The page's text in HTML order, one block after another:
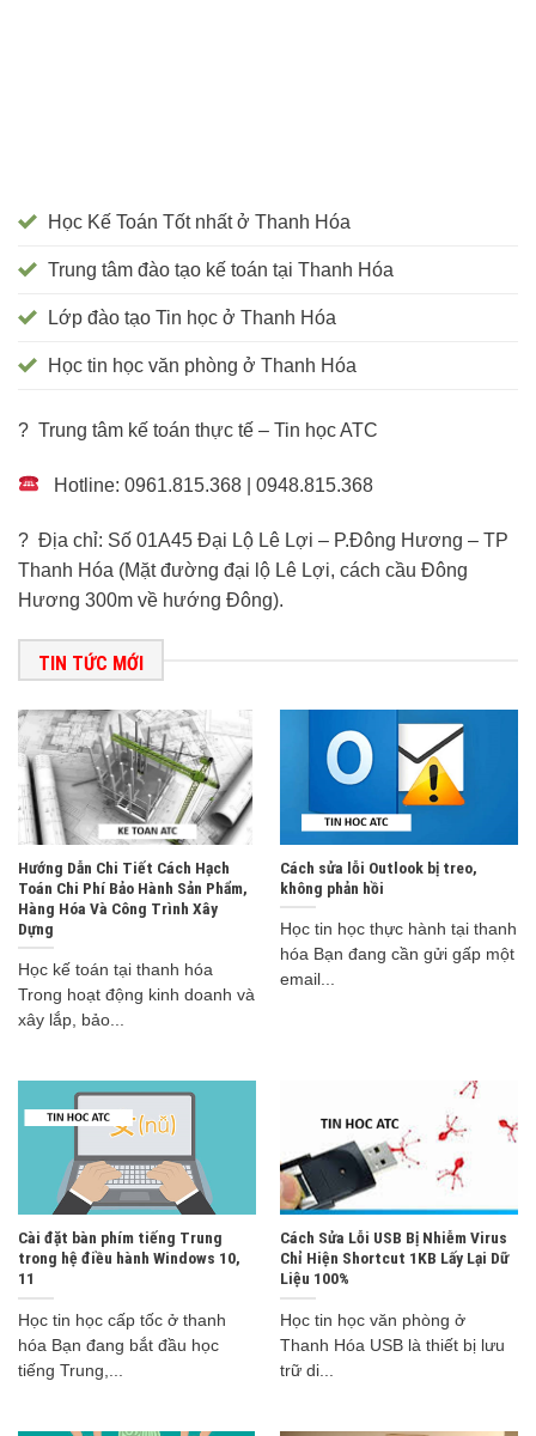
Học Kế Toán Tốt nhất ở Thanh Hóa
Trung tâm đào tạo kế toán tại Thanh Hóa
Lớp đào tạo Tin học ở Thanh Hóa
Học tin học văn phòng ở Thanh Hóa
? Trung tâm kế toán thực tế – Tin học ATC
Hotline: 0961.815.368 | 0948.815.368
? Địa chỉ: Số 01A45 Đại Lộ Lê Lợi – P.Đông Hương – TP
Thanh Hóa (Mặt đường đại lộ Lê Lợi, cách cầu Đông
Hương 300m về hướng Đông).
TIN TỨC MỚI
Hướng Dẫn Chi Tiết Cách Hạch
Toán Chi Phí Bảo Hành Sản Phẩm,
Hàng Hóa Và Công Trình Xây
Dựng
Học kế toán tại thanh hóa
Trong hoạt động kinh doanh và
xây lắp, bảo...
Cách sửa lỗi Outlook bị treo,
không phản hồi
Học tin học thực hành tại thanh
hóa Bạn đang cần gửi gấp một
email...
Cài đặt bàn phím tiếng Trung
trong hệ điều hành Windows 10,
11
Học tin học cấp tốc ở thanh
hóa Bạn đang bắt đầu học
tiếng Trung,...
Cách Sửa Lỗi USB Bị Nhiễm Virus
Chỉ Hiện Shortcut 1KB Lấy Lại Dữ
Liệu 100%
Học tin học văn phòng ở
Thanh Hóa USB là thiết bị lưu
trữ di...